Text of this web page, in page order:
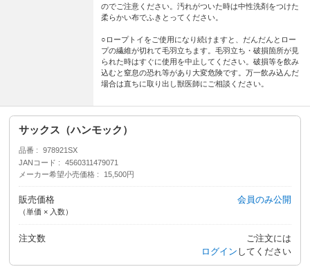
のでご注意ください。汚れがついた時は中性洗剤をつけた
柔らかい布でふきとってください。
○ロープトイをご使用になり続けますと、だんだんとロー
プの繊維が切れて毛羽立ちます。毛羽立ち・破損箇所が見
られた時はすぐに使用を中止してください。破損等を飲み
込むと窒息の恐れ等があり大変危険です。万一飲み込んだ
場合は直ちに取り出し獣医師にご相談ください。
サックス（ハンモック）
品番
978921SX
JANコード
4560311479071
メーカー希望小売価格
15,500円
販売価格
（単価 × 入数）
会員のみ公開
注文数
ご注文には
ログイン してください